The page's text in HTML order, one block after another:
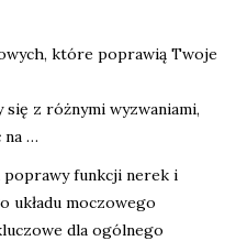
które poprawią Twoje
się z różnymi wyzwaniami,
na …
poprawy funkcji nerek i
układu moczowego
dla ogólnego